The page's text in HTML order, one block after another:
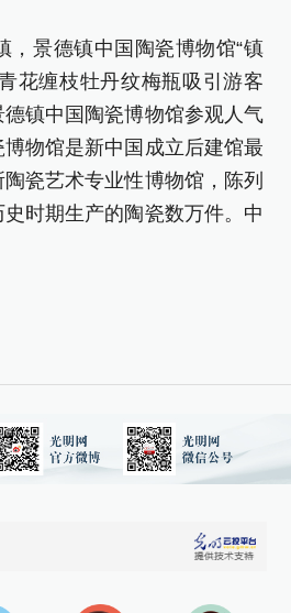
，景德镇中国陶瓷博物馆“镇
花缠枝牡丹纹梅瓶吸引游客
镇中国陶瓷博物馆参观人气
物馆是新中国成立后建馆最
瓷艺术专业性博物馆，陈列
时期生产的陶瓷数万件。中